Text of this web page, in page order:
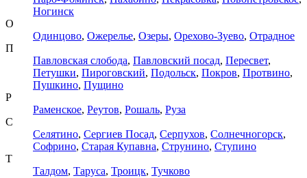
Ногинск
О
Одинцово, Ожерелье, Озеры, Орехово-Зуево, Отрадное
П
Павловская слобода, Павловский посад, Пересвет,
Петушки, Пироговский, Подольск, Покров, Протвино,
Пушкино, Пущино
Р
Раменское, Реутов, Рошаль, Руза
С
Селятино, Сергиев Посад, Серпухов, Солнечногорск,
Софрино, Старая Купавна, Струнино, Ступино
Т
Талдом, Таруса, Троицк, Тучково